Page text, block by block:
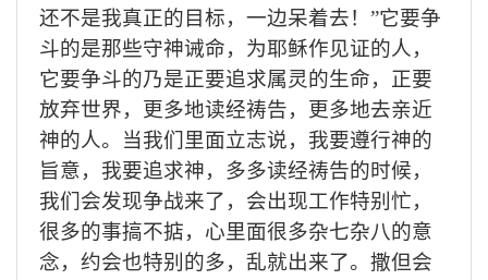
还不是我真正的目标，一边呆着去！”它要争
斗的是那些守神诫命，为耶稣作见证的人，
它要争斗的乃是正要追求属灵的生命，正要
放弃世界，更多地读经祷告，更多地去亲近
神的人。当我们里面立志说，我要遵行神的
旨意，我要追求神，多多读经祷告的时候，
我们会发现争战来了，会出现工作特别忙，
很多的事搞不掂，心里面很多杂七杂八的意
念，约会也特别的多，乱就出来了。撒但会